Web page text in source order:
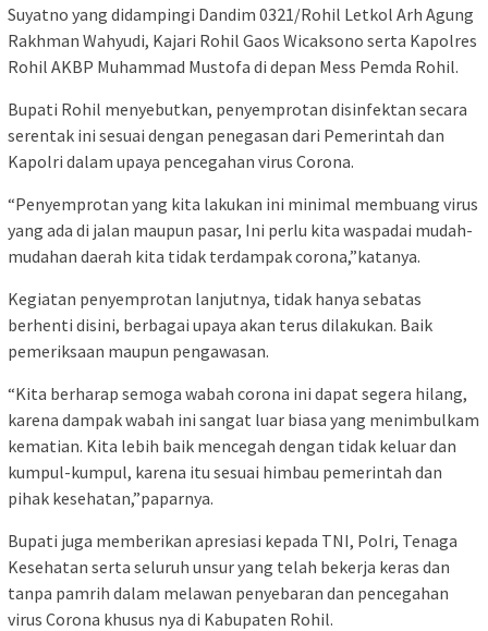
Suyatno yang didampingi Dandim 0321/Rohil Letkol Arh Agung
Rakhman Wahyudi, Kajari Rohil Gaos Wicaksono serta Kapolres
Rohil AKBP Muhammad Mustofa di depan Mess Pemda Rohil.
Bupati Rohil menyebutkan, penyemprotan disinfektan secara
serentak ini sesuai dengan penegasan dari Pemerintah dan
Kapolri dalam upaya pencegahan virus Corona.
“Penyemprotan yang kita lakukan ini minimal membuang virus
yang ada di jalan maupun pasar, Ini perlu kita waspadai mudah-
mudahan daerah kita tidak terdampak corona,”katanya.
Kegiatan penyemprotan lanjutnya, tidak hanya sebatas
berhenti disini, berbagai upaya akan terus dilakukan. Baik
pemeriksaan maupun pengawasan.
“Kita berharap semoga wabah corona ini dapat segera hilang,
karena dampak wabah ini sangat luar biasa yang menimbulkam
kematian. Kita lebih baik mencegah dengan tidak keluar dan
kumpul-kumpul, karena itu sesuai himbau pemerintah dan
pihak kesehatan,”paparnya.
Bupati juga memberikan apresiasi kepada TNI, Polri, Tenaga
Kesehatan serta seluruh unsur yang telah bekerja keras dan
tanpa pamrih dalam melawan penyebaran dan pencegahan
virus Corona khusus nya di Kabupaten Rohil.